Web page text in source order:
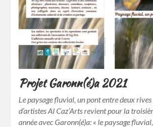
Projet Garonn(é)a 2021
Le paysage fluvial, un pont entre deux
d’artistes Al Caz’Arts revient pour la
année avec Garonn(é)a: « le paysage